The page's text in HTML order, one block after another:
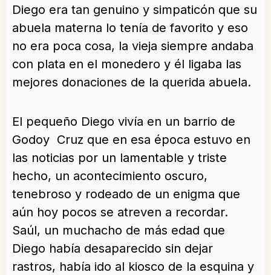
Diego era tan genuino y simpaticón que su
abuela materna lo tenía de favorito y eso
no era poca cosa, la vieja siempre andaba
con plata en el monedero y él ligaba las
mejores donaciones de la querida abuela.
El pequeño Diego vivía en un barrio de
Godoy Cruz que en esa época estuvo en
las noticias por un lamentable y triste
hecho, un acontecimiento oscuro,
tenebroso y rodeado de un enigma que
aún hoy pocos se atreven a recordar.
Saúl, un muchacho de más edad que
Diego había desaparecido sin dejar
rastros, había ido al kiosco de la esquina y